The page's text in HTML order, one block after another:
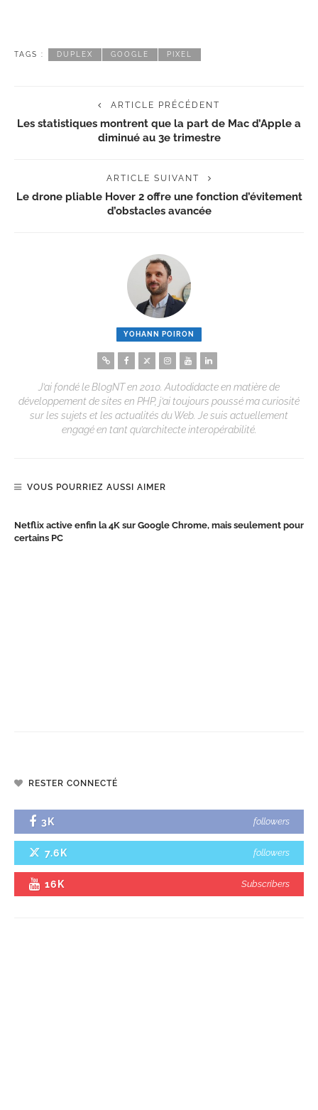
TAGS : DUPLEX GOOGLE PIXEL
ARTICLE PRÉCÉDENT
Les statistiques montrent que la part de Mac d’Apple a
diminué au 3e trimestre
ARTICLE SUIVANT
Le drone pliable Hover 2 offre une fonction d’évitement
d’obstacles avancée
YOHANN POIRON
J’ai fondé le BlogNT en 2010. Autodidacte en matière de
développement de sites en PHP, j’ai toujours poussé ma curiosité
sur les sujets et les actualités du Web. Je suis actuellement
engagé en tant qu’architecte interopérabilité.
VOUS POURRIEZ AUSSI AIMER
Netflix active enfin la 4K sur Google Chrome, mais seulement pour
certains PC
RESTER CONNECTÉ
3K followers
7.6K followers
16K Subscribers